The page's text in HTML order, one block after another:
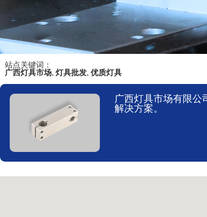
站点关键词：
广西灯具市场, 灯具批发, 优质灯具
广西灯具市场有限公
解决方案。